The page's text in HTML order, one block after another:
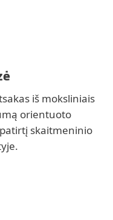
iš moksliniais
orientuoto
skaitmeninio